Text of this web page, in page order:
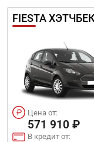
FIESTA ХЭТЧБЕК
Цена от:
571 910 ₽
В кредит от: